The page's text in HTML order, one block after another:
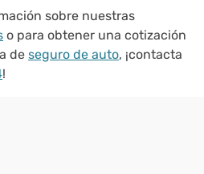
sobre nuestras
o para obtener una cotización
de seguro de auto, ¡contacta
!